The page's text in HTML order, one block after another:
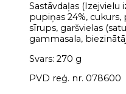
Sastāvdaļas (Izejvielu
pupiņas 24%, cukurs,
sīrups, garšvielas
gammasala,
Svars: 270 g
PVD reģ. nr. 078600